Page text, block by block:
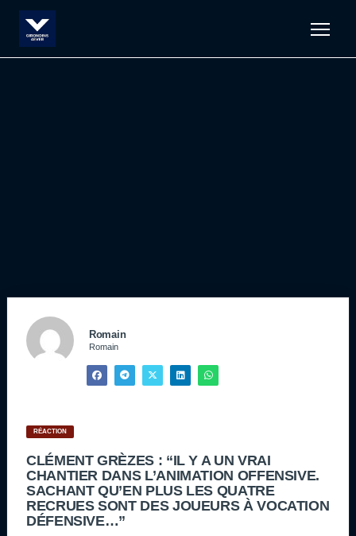
Romain
Romain
RÉACTION
CLÉMENT GRÈZES : “IL Y A UN VRAI
CHANTIER DANS L’ANIMATION OFFENSIVE.
SACHANT QU’EN PLUS LES QUATRE
RECRUES SONT DES JOUEURS À VOCATION
DÉFENSIVE…”